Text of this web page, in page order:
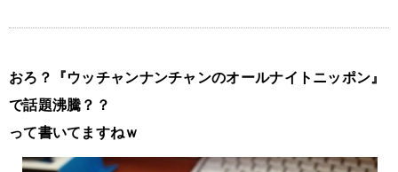
おろ？『ウッチャンナンチャンのオールナイトニッポン』
で話題沸騰？？
って書いてますねｗ